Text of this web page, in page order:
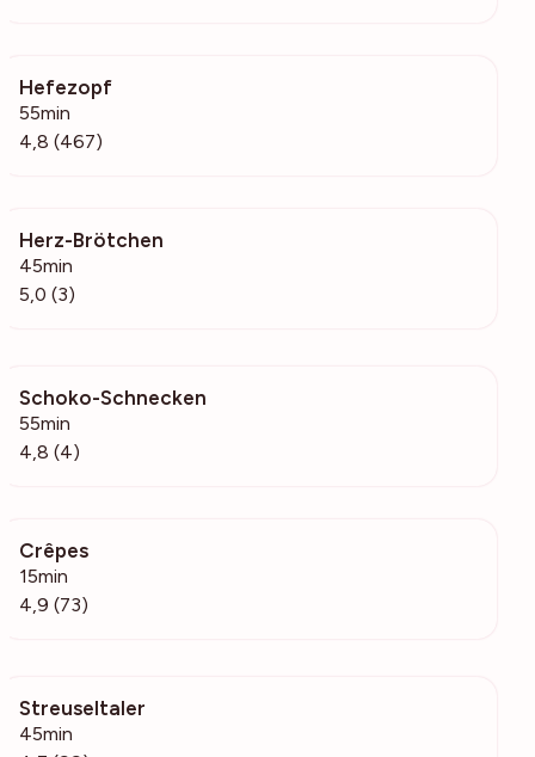
Hefezopf
55min
4,8 (467)
Herz-Brötchen
45min
5,0 (3)
Schoko-Schnecken
55min
4,8 (4)
Crêpes
15min
4,9 (73)
Streuseltaler
45min